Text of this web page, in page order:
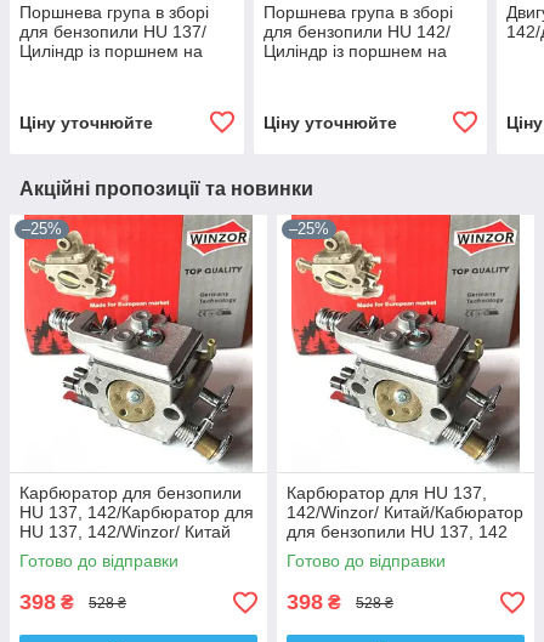
Поршнева група в зборі
для бензопили HU 137/
Циліндр із поршнем на
Ціну уточнюйте
Поршнева група в зборі
для бензопили HU 142/
Циліндр із поршнем на
Ціну уточнюйте
Акційні пропозиції та новинки
–25%
Карбюратор для бензопили
HU 137, 142/Карбюратор для
HU 137, 142/Winzor/ Китай
Готово до відправки
398 ₴ 528 ₴
–25%
Карбюратор для HU 137,
142/Winzor/ Китай/Кабюратор
для бензопили HU 137, 142
Готово до відправки
398 ₴ 528 ₴